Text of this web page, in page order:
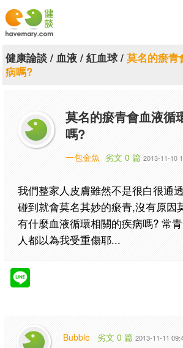
漫漫健康
關於健談
聯絡我們
健康論談/ 血液/ 紅血球/ 莫名的瘀青
病嗎?
莫名的瘀青會血液循
嗎?
一包金魚 劣文 0 篇 2013-11-10
我們整家人皮膚雖然不是很白很通
碰到就會莫名其妙的瘀青,沒有原因
有什麼血液循環相關的疾病嗎? 常
人都以為我受重傷耶...
Bubble 劣文 0 篇 2013-11-11